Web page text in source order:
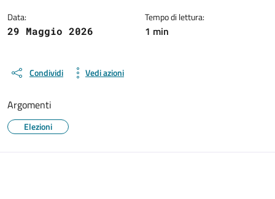
Data:
29 Maggio 2026
Tempo di lettura:
1 min
Condividi Vedi azioni
Argomenti
Elezioni